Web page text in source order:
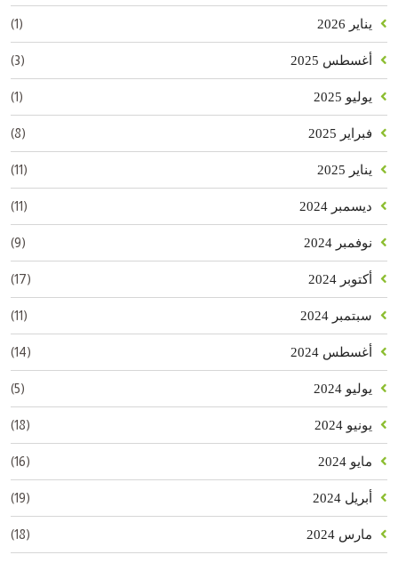
يناير 2026 (1)
أغسطس 2025 (3)
يوليو 2025 (1)
فبراير 2025 (8)
يناير 2025 (11)
ديسمبر 2024 (11)
نوفمبر 2024 (9)
أكتوبر 2024 (17)
سبتمبر 2024 (11)
أغسطس 2024 (14)
يوليو 2024 (5)
يونيو 2024 (18)
مايو 2024 (16)
أبريل 2024 (19)
مارس 2024 (18)